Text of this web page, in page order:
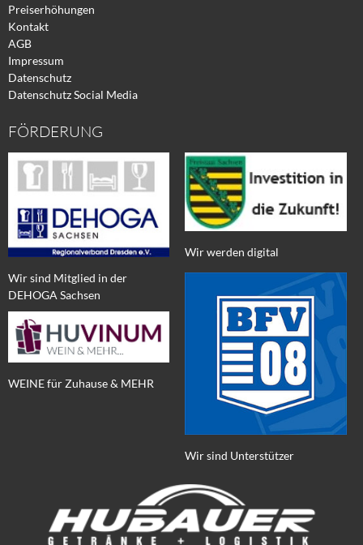
Preiserhöhungen
Kontakt
AGB
Impressum
Datenschutz
Datenschutz Social Media
FÖRDERUNG
Wir sind Mitglied in der
DEHOGA Sachsen
WEINE für Zuhause & MEHR
Wir werden digital
Wir sind Unterstützer